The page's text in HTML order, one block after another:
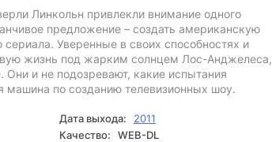
Линкольн привлекли внимание одного
предложение – создать американскую
Уверенные в своих способностях и
жизнь под жарким солнцем Лос-Анджелеса,
и не подозревают, какие испытания
машина по созданию телевизионных шоу.
Дата выхода:
2011
Качество:
WEB-DL